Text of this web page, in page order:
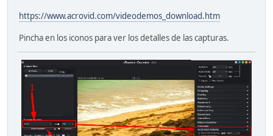
https://www.acrovid.com/videodemos_download.htm
Pincha en los iconos para ver los detalles de las capturas.